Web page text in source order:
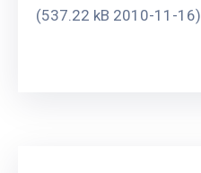
АНАЛИЗА
(537.22 kB 2010-11-16)